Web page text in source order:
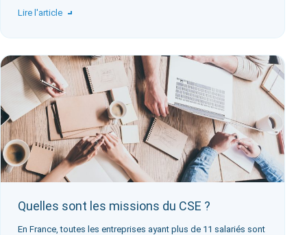
Lire l'article
Quelles sont les missions du CSE ?
En France, toutes les entreprises ayant plus de 11 salariés sont